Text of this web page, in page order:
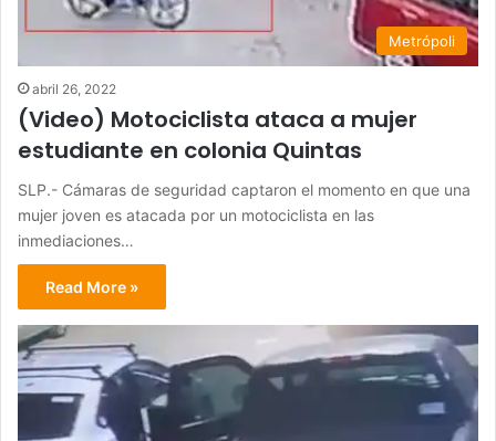
Metrópoli
abril 26, 2022
(Video) Motociclista ataca a mujer
estudiante en colonia Quintas
SLP.- Cámaras de seguridad captaron el momento en que una
mujer joven es atacada por un motociclista en las
inmediaciones…
Read More »